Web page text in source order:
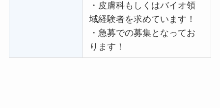
・皮膚科もしくはバイオ領
域経験者を求めています！
・急募での募集となってお
ります！